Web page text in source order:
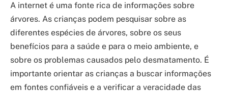
A internet é uma fonte rica de informações sobre
árvores. As crianças podem pesquisar sobre as
diferentes espécies de árvores, sobre os seus
benefícios para a saúde e para o meio ambiente, e
sobre os problemas causados pelo desmatamento. É
importante orientar as crianças a buscar informações
em fontes confiáveis e a verificar a veracidade das